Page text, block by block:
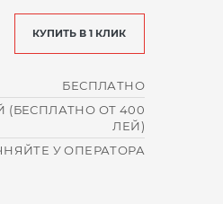
КУПИТЬ В 1 КЛИК
БЕСПЛАТНО
(БЕСПЛАТНО ОТ 400
ЛЕЙ)
У ОПЕРАТОРА